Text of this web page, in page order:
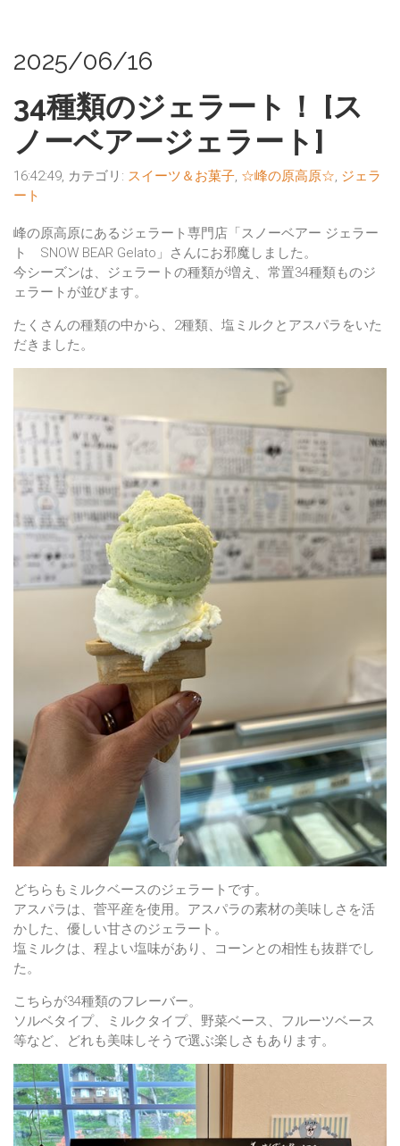
2025/06/16
34種類のジェラート！ [ス
ノーベアージェラート]
16:42:49, カテゴリ: スイーツ＆お菓子, ☆峰の原高原☆, ジェラ
ート
峰の原高原にあるジェラート専門店「スノーベアー ジェラー
ト SNOW BEAR Gelato」さんにお邪魔しました。
今シーズンは、ジェラートの種類が増え、常置34種類ものジ
ェラートが並びます。
たくさんの種類の中から、2種類、塩ミルクとアスパラをいた
だきました。
どちらもミルクベースのジェラートです。
アスパラは、菅平産を使用。アスパラの素材の美味しさを活
かした、優しい甘さのジェラート。
塩ミルクは、程よい塩味があり、コーンとの相性も抜群でし
た。
こちらが34種類のフレーバー。
ソルベタイプ、ミルクタイプ、野菜ベース、フルーツベース
等など、どれも美味しそうで選ぶ楽しさもあります。